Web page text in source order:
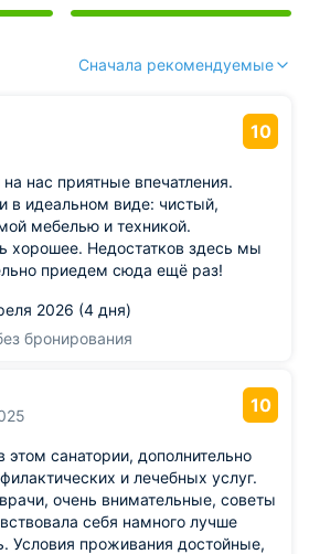
Сначала рекомендуемые
10
нас приятные впечатления.
в идеальном виде: чистый,
мебелью и техникой.
хорошее. Недостатков здесь мы
приедем сюда ещё раз!
2026 (4 дня)
бронирования
10
санатории, дополнительно
и лечебных услуг.
очень внимательные, советы
себя намного лучше
Условия проживания достойные,